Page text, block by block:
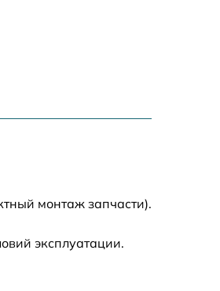
монтаж запчасти).
эксплуатации.